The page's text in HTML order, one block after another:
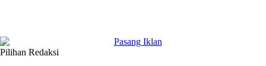
Pilihan Redaksi